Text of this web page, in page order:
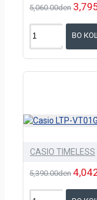
5,060.00den
ВО
CASIO TIMELESS
5,390.00den